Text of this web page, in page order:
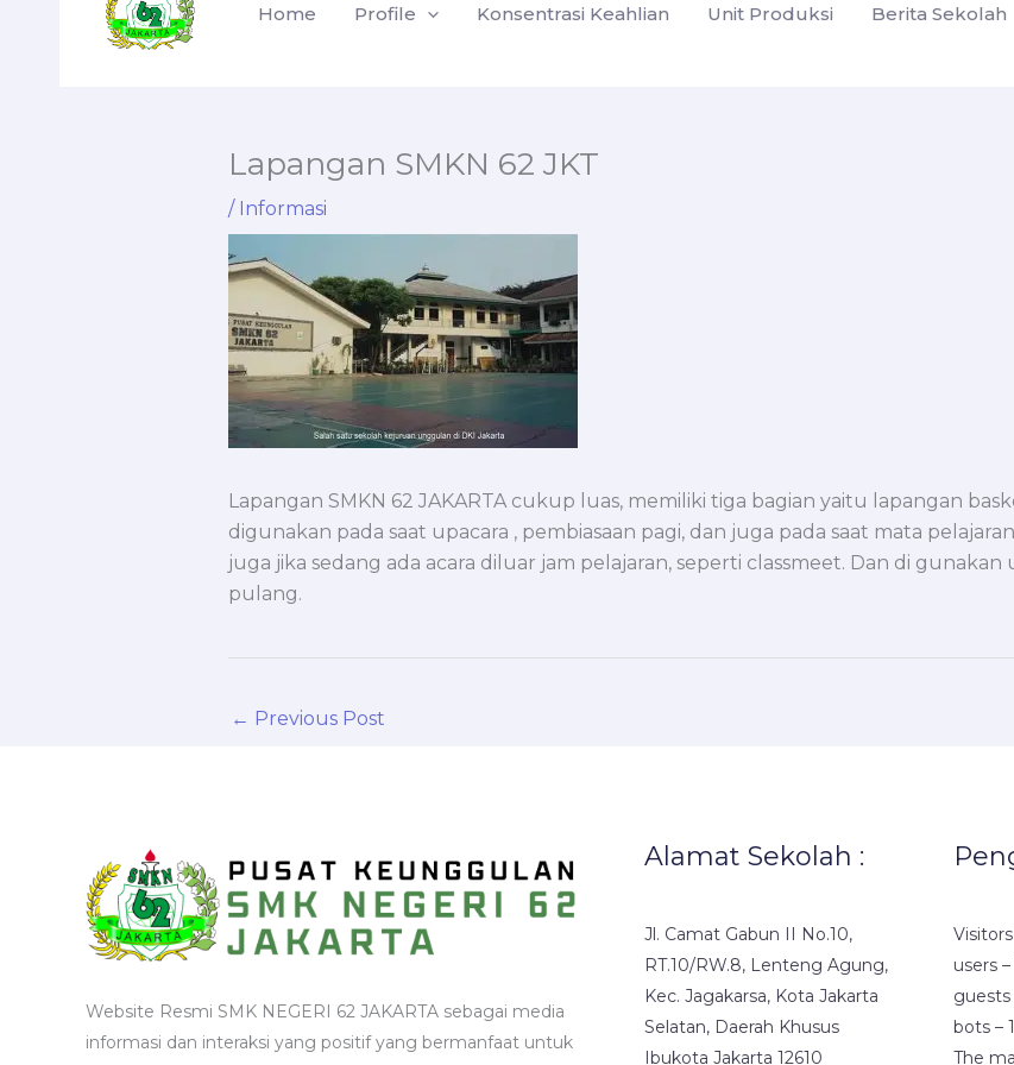
Home Profile Konsentrasi Keahlian Unit Produksi Berita Sekolah
Lapangan SMKN 62 JKT
/ Informasi
Lapangan SMKN 62 JAKARTA cukup luas, memiliki tiga bagian yaitu lapangan
digunakan pada saat upacara , pembiasaan pagi, dan juga pada saat mata
juga jika sedang ada acara diluar jam pelajaran, seperti classmeet. Dan di
pulang.
← Previous Post
Website Resmi SMK NEGERI 62 JAKARTA sebagai media
informasi dan interaksi yang positif yang bermanfaat untuk
Alamat Sekolah :
Jl. Camat Gabun II No.10,
RT.10/RW.8, Lenteng Agung,
Kec. Jagakarsa, Kota Jakarta
Selatan, Daerah Khusus
Ibukota Jakarta 12610
users –
guests
bots – 1
The